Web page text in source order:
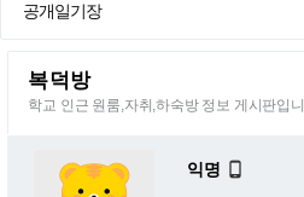
공개일기장
복덕방
학교 인근 원룸,자취,하숙방 정보 게시판입
익명 